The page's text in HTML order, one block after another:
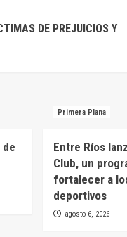
DE PREJUICIOS Y
de
Primera Plana
Entre Ríos
Club, un
fortalecer a
deportivos
agosto 6, 2026